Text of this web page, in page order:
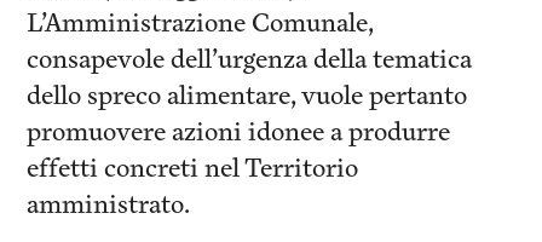
L’Amministrazione Comunale,
consapevole dell’urgenza della tematica
dello spreco alimentare, vuole pertanto
promuovere azioni idonee a produrre
effetti concreti nel Territorio
amministrato.